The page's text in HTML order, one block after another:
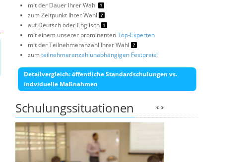
mit der Dauer Ihrer Wahl
zum Zeitpunkt Ihrer Wahl
auf Deutsch oder Englisch
mit einem unserer prominentenTop-Experten
mit der Teilnehmeranzahl Ihrer Wahl
zumteilnehmeranzahlunabhängigen Festpreis!
Detailvergleich: öffentliche Standardschulungen vs.
indviduelle Maßnahmen
Schulungssituationen